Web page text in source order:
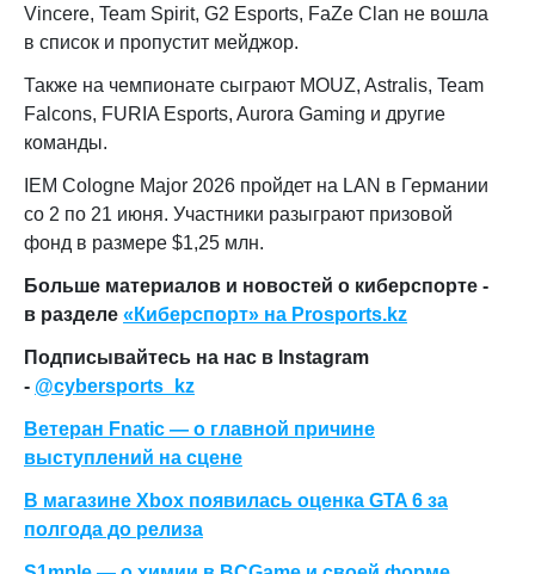
Vincere, Team Spirit, G2 Esports, FaZe Clan не вошла
в список и пропустит мейджор.
Также на чемпионате сыграют MOUZ, Astralis, Team
Falcons, FURIA Esports, Aurora Gaming и другие
команды.
IEM Cologne Major 2026 пройдет на LAN в Германии
со 2 по 21 июня. Участники разыграют призовой
фонд в размере $1,25 млн.
Больше материалов и новостей о киберспорте -
в разделе «Киберспорт» на Prosports.kz
Подписывайтесь на нас в Instagram
- @cybersports_kz
Ветеран Fnatic — о главной причине
выступлений на сцене
В магазине Xbox появилась оценка GTA 6 за
полгода до релиза